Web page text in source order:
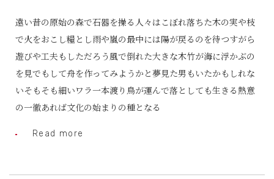
遠い昔の原始の森で石器を操る人々はこぼれ落ちた木の実や枝
で火をおこし糧とし雨や嵐の最中には陽が戻るのを待つすがら
遊びや工夫もしただろう風で倒れた大きな木竹が海に浮かぶの
を見でもして舟を作ってみようかと夢見た男もいたかもしれな
いそもそも細いワラ一本渡り鳥が運んで落としても生きる熱意
の一徹あれば文化の始まりの種となる
Read more